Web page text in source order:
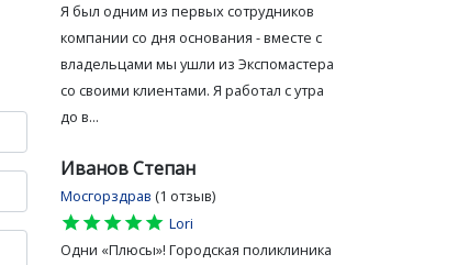
Я был одним из первых сотрудников
компании со дня основания - вместе с
владельцами мы ушли из Экспомастера
со своими клиентами. Я работал с утра
до в...
Иванов Степан
Мосгорздрав (1 отзыв)
star
star
star
star
star
Lori
Одни «Плюсы»! Городская поликлиника